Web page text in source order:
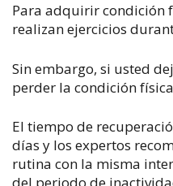
Para adquirir condición
realizan ejercicios
Sin embargo, si usted
perder la condición
El tiempo de
días y los expertos
rutina con la misma